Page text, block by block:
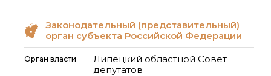
Законодательный (представительный)
орган субъекта Российской Федерации
Орган власти
Липецкий областной Совет
депутатов